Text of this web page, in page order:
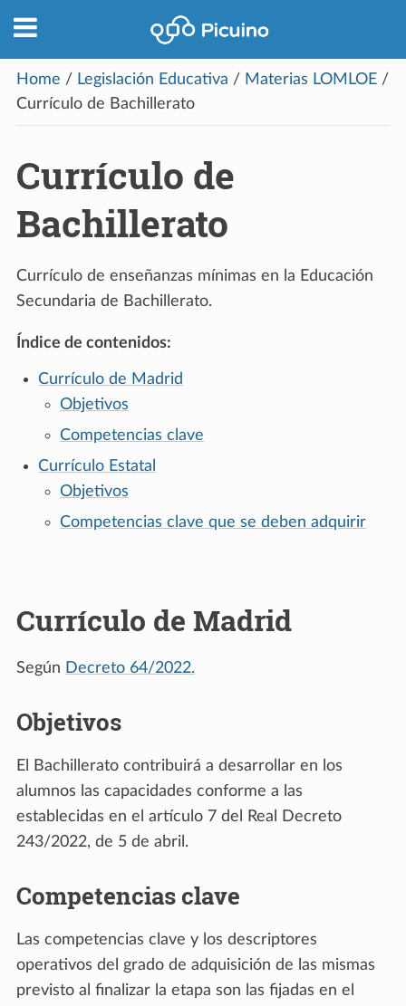
Home / Legislación Educativa / Materias LOMLOE /
Currículo de Bachillerato
Currículo de
Bachillerato
Currículo de enseñanzas mínimas en la Educación
Secundaria de Bachillerato.
Índice de contenidos:
Currículo de Madrid
Objetivos
Competencias clave
Currículo Estatal
Objetivos
Competencias clave que se deben adquirir
Currículo de Madrid
Según Decreto 64/2022.
Objetivos
El Bachillerato contribuirá a desarrollar en los
alumnos las capacidades conforme a las
establecidas en el artículo 7 del Real Decreto
243/2022, de 5 de abril.
Competencias clave
Las competencias clave y los descriptores
operativos del grado de adquisición de las mismas
previsto al finalizar la etapa son las fijadas en el